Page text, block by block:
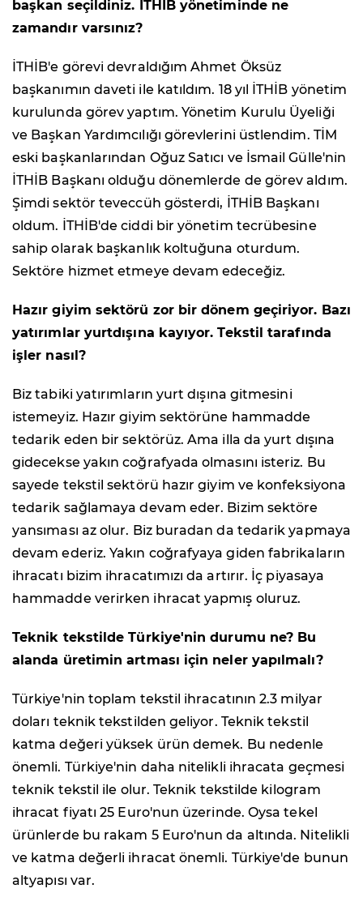
başkan seçildiniz. İTHİB yönetiminde ne
zamandır varsınız?
İTHİB'e görevi devraldığım Ahmet Öksüz
başkanımın daveti ile katıldım. 18 yıl İTHİB yönetim
kurulunda görev yaptım. Yönetim Kurulu Üyeliği
ve Başkan Yardımcılığı görevlerini üstlendim. TİM
eski başkanlarından Oğuz Satıcı ve İsmail Gülle'nin
İTHİB Başkanı olduğu dönemlerde de görev aldım.
Şimdi sektör teveccüh gösterdi, İTHİB Başkanı
oldum. İTHİB'de ciddi bir yönetim tecrübesine
sahip olarak başkanlık koltuğuna oturdum.
Sektöre hizmet etmeye devam edeceğiz.
Hazır giyim sektörü zor bir dönem geçiriyor. Bazı
yatırımlar yurtdışına kayıyor. Tekstil tarafında
işler nasıl?
Biz tabiki yatırımların yurt dışına gitmesini
istemeyiz. Hazır giyim sektörüne hammadde
tedarik eden bir sektörüz. Ama illa da yurt dışına
gidecekse yakın coğrafyada olmasını isteriz. Bu
sayede tekstil sektörü hazır giyim ve konfeksiyona
tedarik sağlamaya devam eder. Bizim sektöre
yansıması az olur. Biz buradan da tedarik yapmaya
devam ederiz. Yakın coğrafyaya giden fabrikaların
ihracatı bizim ihracatımızı da artırır. İç piyasaya
hammadde verirken ihracat yapmış oluruz.
Teknik tekstilde Türkiye'nin durumu ne? Bu
alanda üretimin artması için neler yapılmalı?
Türkiye'nin toplam tekstil ihracatının 2.3 milyar
doları teknik tekstilden geliyor. Teknik tekstil
katma değeri yüksek ürün demek. Bu nedenle
önemli. Türkiye'nin daha nitelikli ihracata geçmesi
teknik tekstil ile olur. Teknik tekstilde kilogram
ihracat fiyatı 25 Euro'nun üzerinde. Oysa tekel
ürünlerde bu rakam 5 Euro'nun da altında. Nitelikli
ve katma değerli ihracat önemli. Türkiye'de bunun
altyapısı var.